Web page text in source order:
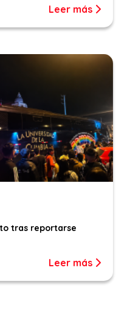
Leer más
tras reportarse
Leer más